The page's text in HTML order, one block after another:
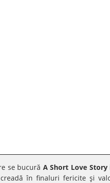
se bucură A Short Love
în finaluri fericite şi